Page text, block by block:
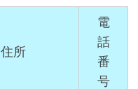
住所
電
話
番
号